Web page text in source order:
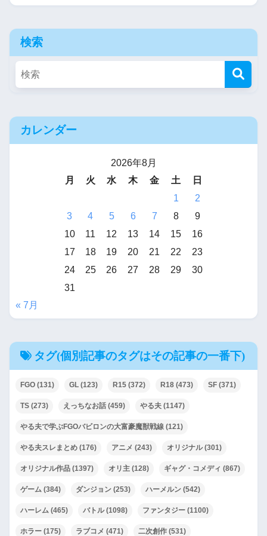
検索
カレンダー
2026年8月
月
火 水 木 金 土
日
1
2
3
4 5 6 7 8
9
10
11 12 13 14 15
16
17
18 19 20 21 22
23
24
25 26 27 28 29
30
31
« 7月
タグ(個別記事のタグはその記事の一番下)
FGO (131) GL (123) R15 (372) R18 (473) SF (371)
TS (273) えっちなお話 (459) やる夫 (1147)
やる夫で学ぶFGOバビロンの大富豪魔獣戦線 (121)
やる夫スレまとめ (176) アニメ (243) オリジナル(301)
オリジナル作品 (1397) オリ主 (128) ギャグ・コメディ (867)
ゲーム (384) ダンジョン (253) ハーメルン (542)
ハーレム (465) バトル(1098) ファンタジー (1100)
ホラー (175) ラブコメ (471) 二次創作 (531)